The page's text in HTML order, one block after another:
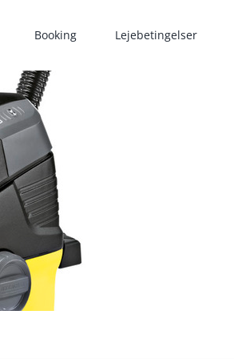
Booking Lejebetingelser